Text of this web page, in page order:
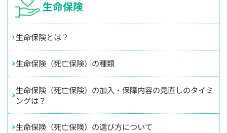
生命保険
生命保険とは？
生命保険（死亡保険）の種類
生命保険（死亡保険）の加入・保障内容の見直しのタイミ
ングは？
生命保険（死亡保険）の選び方について